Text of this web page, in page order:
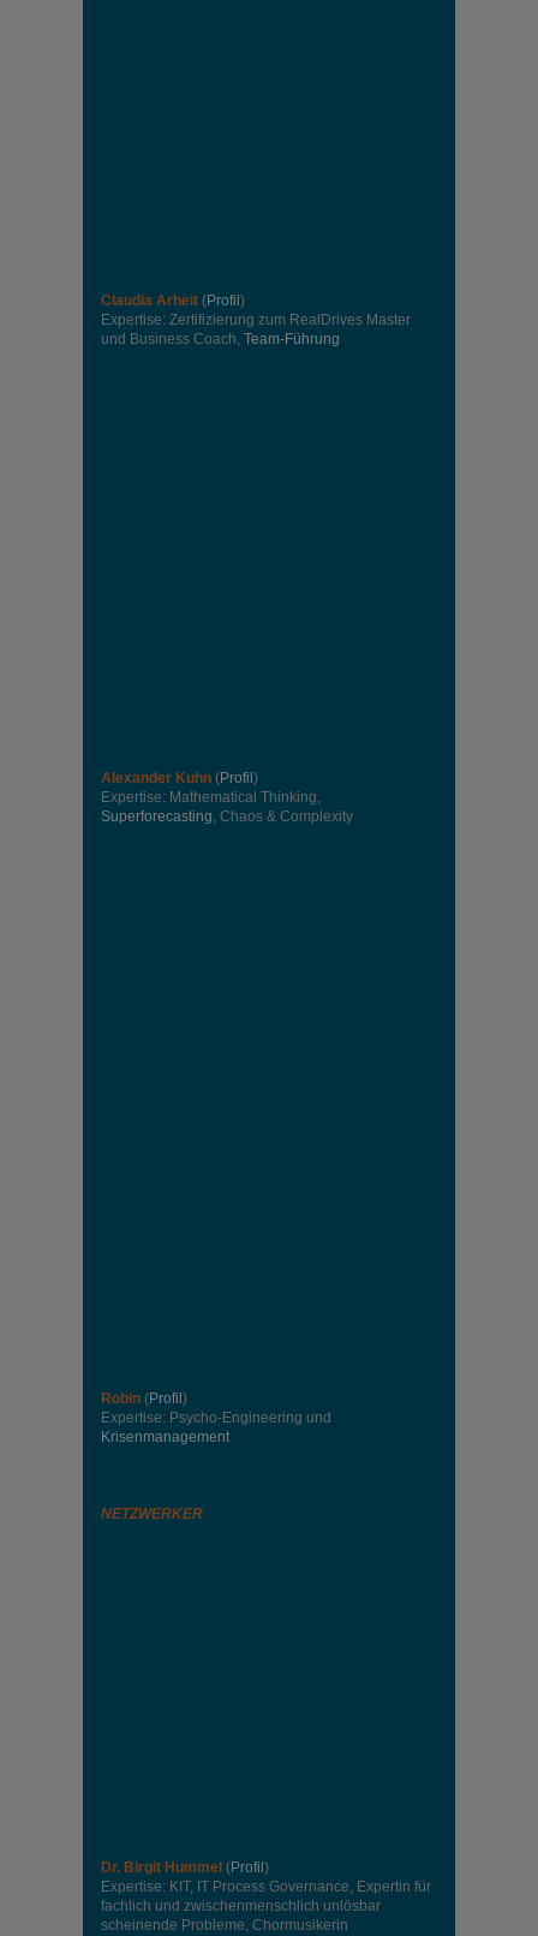
Claudia Arheit (Profil )
Expertise: Zertifizierung zum RealDrives Master
und Business Coach, Team-Führung
Alexander Kuhn (Profil )
Expertise: Mathematical Thinking,
Superforecasting, Chaos & Complexity
Robin (Profil )
Expertise: Psycho-Engineering und
Krisenmanagement
NETZWERKER
Dr. Birgit Hummel (Profil )
Expertise: KIT, IT Process Governance, Expertin für
fachlich und zwischenmenschlich unlösbar
scheinende Probleme, Chormusikerin